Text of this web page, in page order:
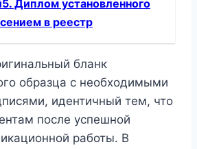
Диплом установленного
в реестр
бланк
образца с необходимыми
идентичный тем, что
после успешной
работы. В